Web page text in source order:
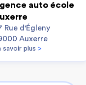
auto école
Rue d'Égleny
Auxerre
savoir plus >